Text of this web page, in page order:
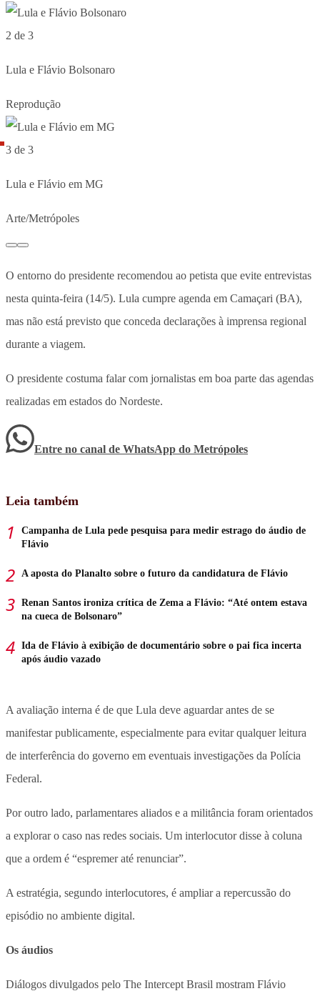
2 de 3
Lula e Flávio Bolsonaro
Reprodução
3 de 3
Lula e Flávio em MG
Arte/Metrópoles
O entorno do presidente recomendou ao petista que evite entrevistas
nesta quinta-feira (14/5). Lula cumpre agenda em Camaçari (BA),
mas não está previsto que conceda declarações à imprensa regional
durante a viagem.
O presidente costuma falar com jornalistas em boa parte das agendas
realizadas em estados do Nordeste.
Entre no canal de WhatsApp do Metrópoles
Leia também
Campanha de Lula pede pesquisa para medir estrago do áudio de
Flávio
A aposta do Planalto sobre o futuro da candidatura de Flávio
Renan Santos ironiza crítica de Zema a Flávio: “Até ontem estava
na cueca de Bolsonaro”
Ida de Flávio à exibição de documentário sobre o pai fica incerta
após áudio vazado
A avaliação interna é de que Lula deve aguardar antes de se
manifestar publicamente, especialmente para evitar qualquer leitura
de interferência do governo em eventuais investigações da Polícia
Federal.
Por outro lado, parlamentares aliados e a militância foram orientados
a explorar o caso nas redes sociais. Um interlocutor disse à coluna
que a ordem é “espremer até renunciar”.
A estratégia, segundo interlocutores, é ampliar a repercussão do
episódio no ambiente digital.
Os áudios
Diálogos divulgados pelo The Intercept Brasil mostram Flávio